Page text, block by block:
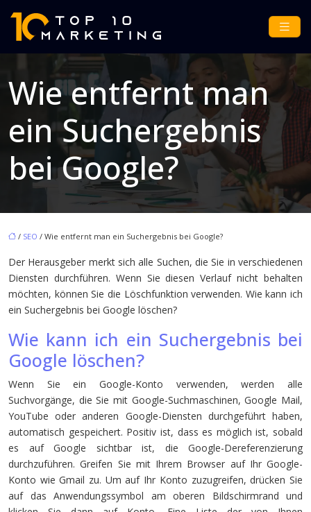
Wie entfernt man
ein Suchergebnis
bei Google?
/ SEO / Wie entfernt man ein Suchergebnis bei Google?
Der Herausgeber merkt sich alle Suchen, die Sie in verschiedenen
Diensten durchführen. Wenn Sie diesen Verlauf nicht behalten
möchten, können Sie die Löschfunktion verwenden. Wie kann ich
ein Suchergebnis bei Google löschen?
Wie kann ich ein Suchergebnis bei
Google löschen?
Wenn Sie ein Google-Konto verwenden, werden alle
Suchvorgänge, die Sie mit Google-Suchmaschinen, Google Mail,
YouTube oder anderen Google-Diensten durchgeführt haben,
automatisch gespeichert. Positiv ist, dass es möglich ist, sobald
es auf Google sichtbar ist, die Google-Dereferenzierung
durchzuführen. Greifen Sie mit Ihrem Browser auf Ihr Google-
Konto wie Gmail zu. Um auf Ihr Konto zuzugreifen, drücken Sie
auf das Anwendungssymbol am oberen Bildschirmrand und